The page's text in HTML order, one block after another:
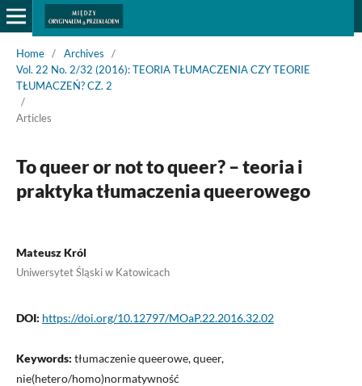
Home / Archives
/
Vol. 22 No. 2/32 (2016): TEORIA TŁUMACZENIA CZY TEORIE
TŁUMACZEŃ? CZ. 2
/
Articles
To queer or not to queer? – teoria i
praktyka tłumaczenia queerowego
Mateusz Król
Uniwersytet Śląski w Katowicach
DOI: https://doi.org/10.12797/MOaP.22.2016.32.02
Keywords: tłumaczenie queerowe, queer,
nie(hetero/homo)normatywność